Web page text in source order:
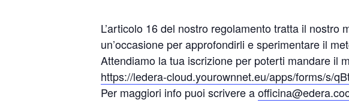
L’articolo 16 del nostro regolamento tratta il
un’occasione per approfondirli e sperimentare il
Attendiamo la tua iscrizione per poterti mandare il
https://ledera-cloud.yourownnet.eu/apps/forms/s/
Per maggiori info puoi scrivere a